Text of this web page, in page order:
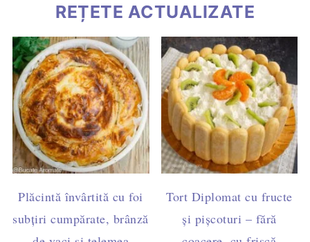
REȚETE ACTUALIZATE
Plăcintă învârtită cu foi
subțiri cumpărate, brânză
Tort Diplomat cu fructe
și pișcoturi – fără